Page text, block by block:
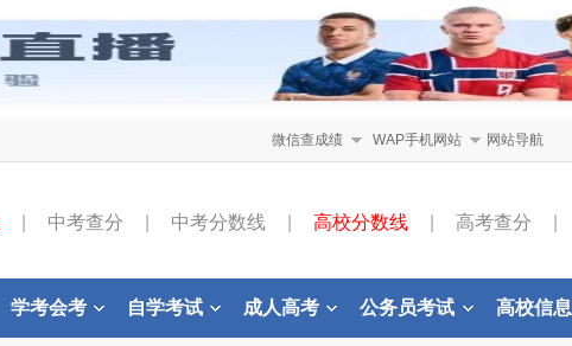
微信查成绩 WAP手机网站 网站导航
中考查分 中考分数线 高校分数线 高考查分
学考会考 自学考试 成人高考 公务员考试 高校信息